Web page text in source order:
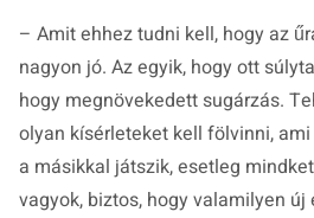
– Amit ehhez tudni kell, hogy az
nagyon jó. Az egyik, hogy ott
hogy megnövekedett sugárzás.
olyan kísérleteket kell fölvinni,
a másikkal játszik, esetleg
vagyok, biztos, hogy valamilyen